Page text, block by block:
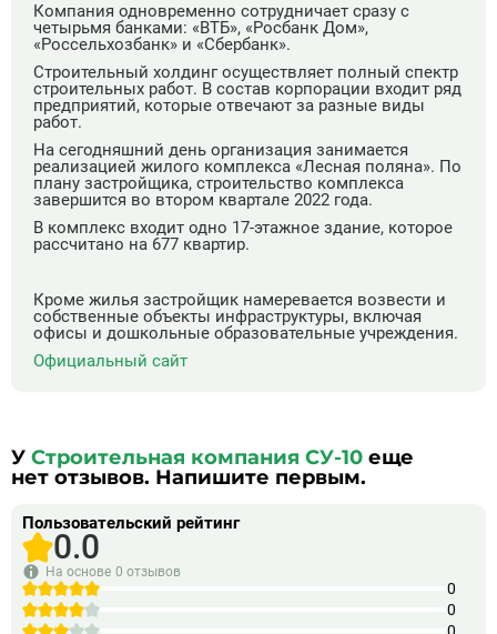
Компания одновременно сотрудничает сразу с
четырьмя банками: «ВТБ», «Росбанк Дом»,
«Россельхозбанк» и «Сбербанк».
Строительный холдинг осуществляет полный спектр
строительных работ. В состав корпорации входит ряд
предприятий, которые отвечают за разные виды
работ.
На сегодняшний день организация занимается
реализацией жилого комплекса «Лесная поляна». По
плану застройщика, строительство комплекса
завершится во втором квартале 2022 года.
В комплекс входит одно 17-этажное здание, которое
рассчитано на 677 квартир.
Кроме жилья застройщик намеревается возвести и
собственные объекты инфраструктуры, включая
офисы и дошкольные образовательные учреждения.
Официальный сайт
У Строительная компания СУ-10 еще
нет отзывов. Напишите первым.
Пользовательский рейтинг
0.0
На основе 0 отзывов
0
0